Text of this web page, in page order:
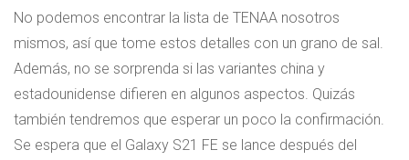
No podemos encontrar la lista de TENAA nosotros
mismos, así que tome estos detalles con un grano de sal.
Además, no se sorprenda si las variantes china y
estadounidense difieren en algunos aspectos. Quizás
también tendremos que esperar un poco la confirmación.
Se espera que el Galaxy S21 FE se lance después del